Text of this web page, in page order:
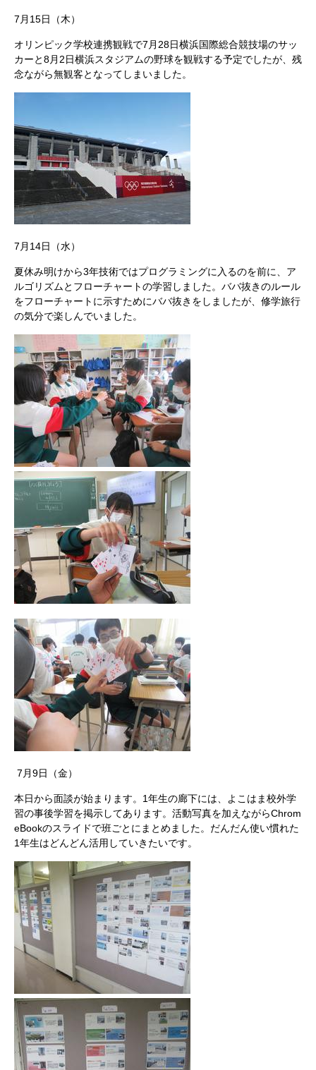
7月15日（木）
オリンピック学校連携観戦で7月28日横浜国際総合競技場のサッ
カーと8月2日横浜スタジアムの野球を観戦する予定でしたが、残
念ながら無観客となってしまいました。
7月14日（水）
夏休み明けから3年技術ではプログラミングに入るのを前に、ア
ルゴリズムとフローチャートの学習しました。ババ抜きのルール
をフローチャートに示すためにババ抜きをしましたが、修学旅行
の気分で楽しんでいました。
7月9日（金）
本日から面談が始まります。1年生の廊下には、よこはま校外学
習の事後学習を掲示してあります。活動写真を加えながらChrom
eBookのスライドで班ごとにまとめました。だんだん使い慣れた
1年生はどんどん活用していきたいです。